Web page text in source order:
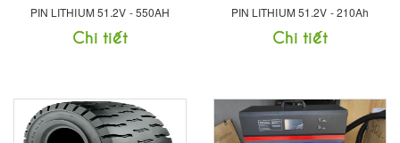
PIN LITHIUM 51.2V - 550AH
Chi tiết
PIN LITHIUM 51.2V - 210Ah
Chi tiết